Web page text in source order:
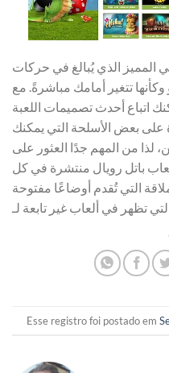
المميز الذي يُبالغ في حركات
وكأنها تتغير أمامك مباشرةً. مع
اتباع أحدث تصميمات اللعبة
على بعض الأسلحة التي يمكنك
لذا من المهم جدًا العثور على
باتل رويال منتشرة في كل
التي تُقدم أوضاعًا مفتوحة
Esse registro foi postado em